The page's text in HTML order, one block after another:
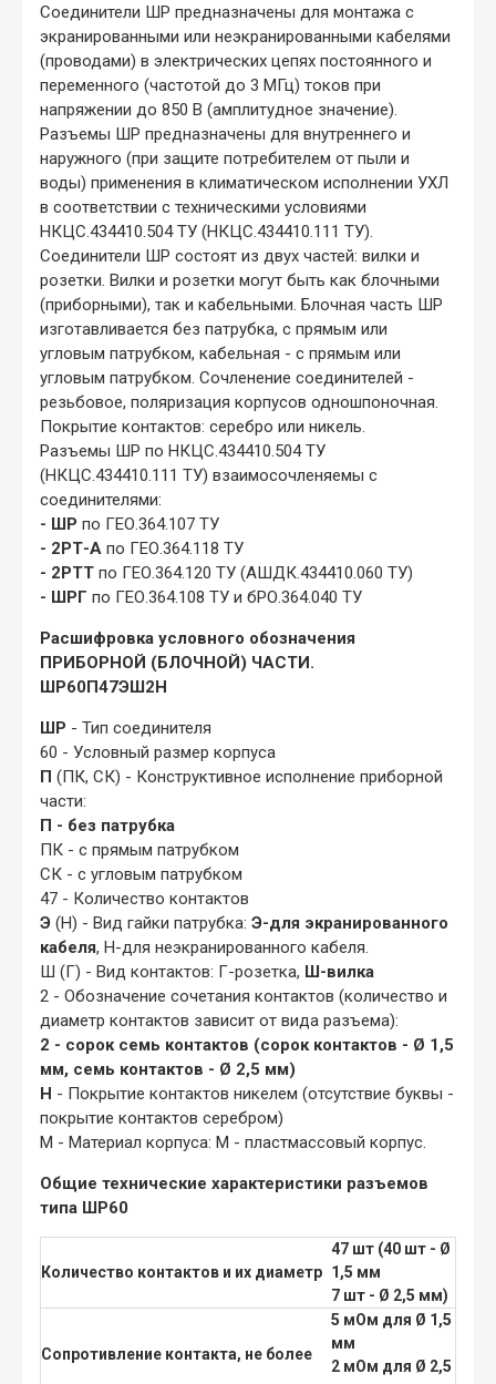
Соединители ШР предназначены для монтажа с
экранированными или неэкранированными кабелями
(проводами) в электрических цепях постоянного и
переменного (частотой до 3 МГц) токов при
напряжении до 850 В (амплитудное значение).
Разъемы ШР предназначены для внутреннего и
наружного (при защите потребителем от пыли и
воды) применения в климатическом исполнении УХЛ
в соответствии с техническими условиями
НКЦС.434410.504 ТУ (НКЦС.434410.111 ТУ).
Соединители ШР состоят из двух частей: вилки и
розетки. Вилки и розетки могут быть как блочными
(приборными), так и кабельными. Блочная часть ШР
изготавливается без патрубка, с прямым или
угловым патрубком, кабельная - с прямым или
угловым патрубком. Сочленение соединителей -
резьбовое, поляризация корпусов одношпоночная.
Покрытие контактов: серебро или никель.
Разъемы ШР по НКЦС.434410.504 ТУ
(НКЦС.434410.111 ТУ) взаимосочленяемы с
соединителями:
- ШР по ГЕО.364.107 ТУ
- 2РТ-А по ГЕО.364.118 ТУ
- 2РТТ по ГЕО.364.120 ТУ (АШДК.434410.060 ТУ)
- ШРГ по ГЕО.364.108 ТУ и бРО.364.040 ТУ
Расшифровка условного обозначения
ПРИБОРНОЙ (БЛОЧНОЙ) ЧАСТИ.
ШР60П47ЭШ2Н
ШР - Тип соединителя
60 - Условный размер корпуса
П (ПК, СК) - Конструктивное исполнение приборной
части:
П - без патрубка
ПК - с прямым патрубком
СК - с угловым патрубком
47 - Количество контактов
Э (Н) - Вид гайки патрубка: Э-для экранированного
кабеля, Н-для неэкранированного кабеля.
Ш (Г) - Вид контактов: Г-розетка, Ш-вилка
2 - Обозначение сочетания контактов (количество и
диаметр контактов зависит от вида разъема):
2 - сорок семь контактов (сорок контактов - Ø 1,5
мм, семь контактов - Ø 2,5 мм)
Н - Покрытие контактов никелем (отсутствие буквы -
покрытие контактов серебром)
М - Материал корпуса: М - пластмассовый корпус.
Общие технические характеристики разъемов
типа ШР60
Количество контактов и их диаметр
47 шт (40 шт - Ø
1,5 мм
7 шт - Ø 2,5 мм)
Сопротивление контакта, не более
5 мОм для Ø 1,5
мм
2 мОм для Ø 2,5